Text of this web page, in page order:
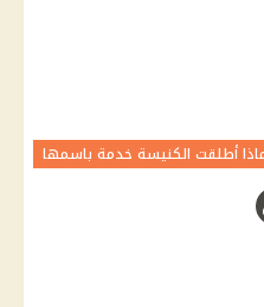
أطلقت الكنيسة خدمة باسمها